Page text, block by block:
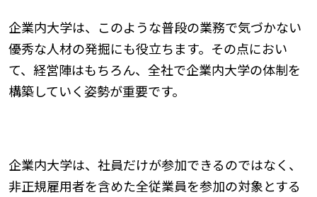
企業内大学は、このような普段の業務で気づかない
優秀な人材の発掘にも役立ちます。その点におい
て、経営陣はもちろん、全社で企業内大学の体制を
構築していく姿勢が重要です。
企業内大学は、社員だけが参加できるのではなく、
非正規雇用者を含めた全従業員を参加の対象とする